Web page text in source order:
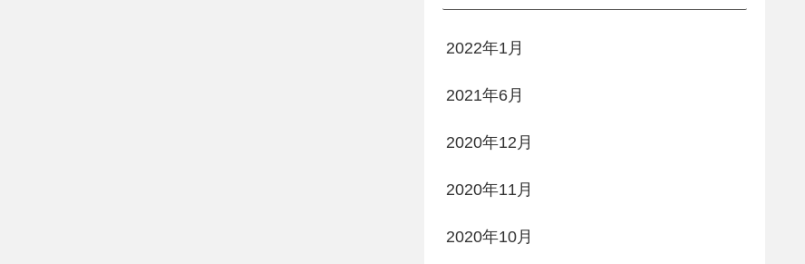
2022年1月
2021年6月
2020年12月
2020年11月
2020年10月